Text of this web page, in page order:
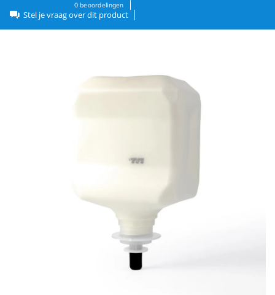
0beoordelingen
Stel je vraag over dit product